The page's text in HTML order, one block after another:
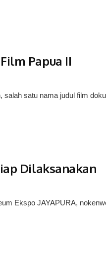
Papua II
satu nama judul film
Dilaksanakan
Ekspo JAYAPURA,